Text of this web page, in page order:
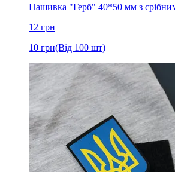
Нашивка "Герб" 40*50 мм з
12 грн
10 грн(Від 100 шт)